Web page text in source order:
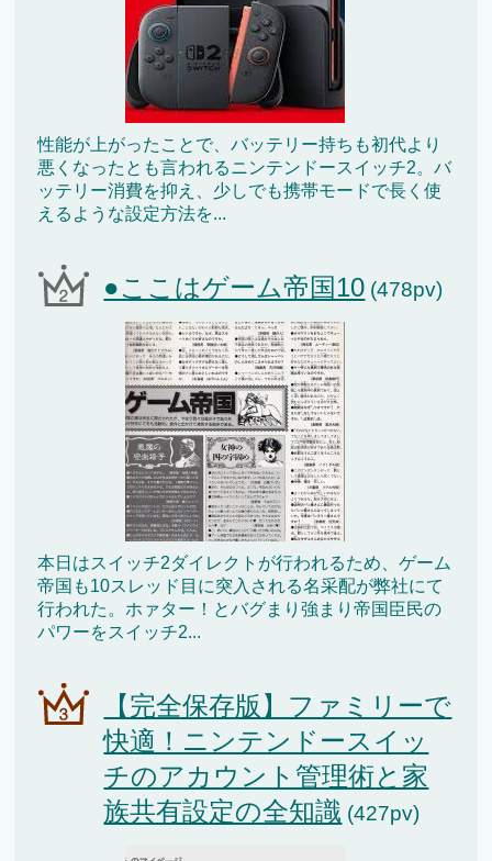
性能が上がったことで、バッテリー持ちも初代より
悪くなったとも言われるニンテンドースイッチ2。バ
ッテリー消費を抑え、少しでも携帯モードで長く使
えるような設定方法を...
●ここはゲーム帝国10 (478pv)
本日はスイッチ2ダイレクトが行われるため、ゲーム
帝国も10スレッド目に突入される名采配が弊社にて
行われた。ホァター！とバグまり強まり帝国臣民の
パワーをスイッチ2...
【完全保存版】ファミリーで
快適！ニンテンドースイッ
チのアカウント管理術と家
族共有設定の全知識 (427pv)